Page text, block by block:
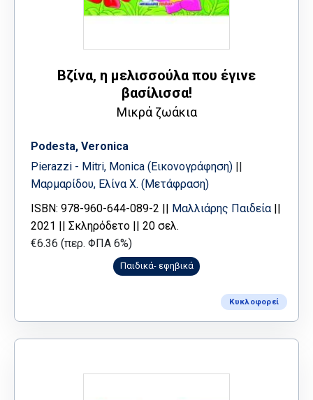
Βζίνα, η μελισσούλα που έγινε
βασίλισσα!
Μικρά ζωάκια
Podesta, Veronica
Pierazzi - Mitri, Monica (Εικονογράφηση)
Μαρμαρίδου, Ελίνα Χ. (Μετάφραση)
ISBN: 978-960-644-089-2 ||
Μαλλιάρης Παιδεία||
2021 || Σκληρόδετο || 20 σελ.
€6.36 (περ. ΦΠΑ 6%)
Παιδικά- εφηβικά
Κυκλοφορεί